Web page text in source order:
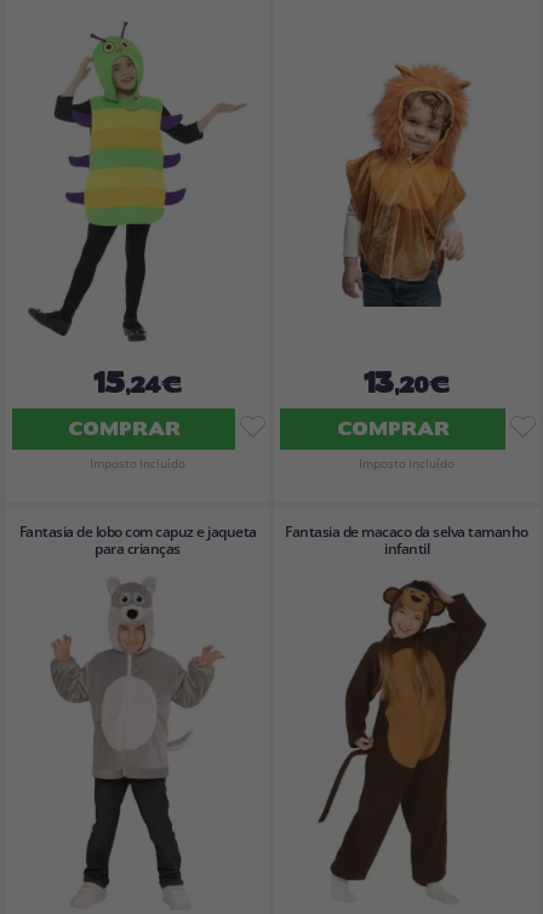
15,24€
COMPRAR
Imposto Incluído
13,20€
COMPRAR
Imposto Incluído
Fantasia de lobo com capuz e jaqueta
para crianças
Fantasia de macaco da selva tamanho
infantil